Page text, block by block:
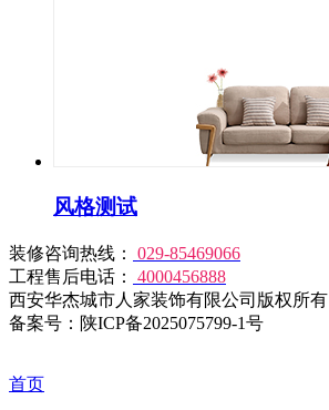
风格测试
装修咨询热线：
029-85469066
工程售后电话：
4000456888
西安华杰城市人家装饰有限公司版权所有
备案号：陕ICP备2025075799-1号
首页